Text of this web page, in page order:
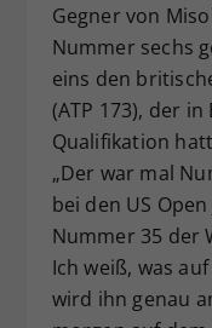
Gegner von
Nummer sechs
eins den
(ATP 173), der
Qualifikation
„Der war mal
bei den US
Nummer 35 der
Ich weiß, was
wird ihn genau